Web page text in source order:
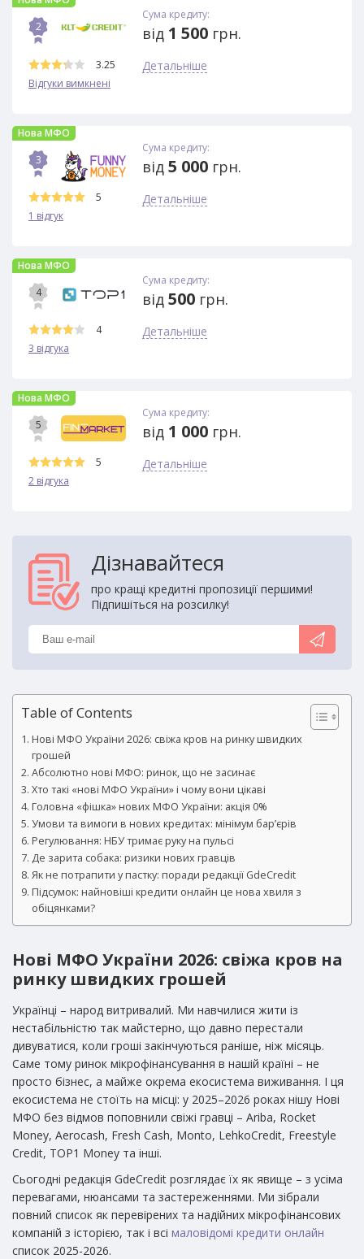
2
3.25
Відгуки вимкнені
Сума кредиту:
від 1 500 грн.
Детальніше
Нова МФО
3
5
1 відгук
Сума кредиту:
від 5 000 грн.
Детальніше
Нова МФО
4
4
3 відгука
Сума кредиту:
від 500 грн.
Детальніше
Нова МФО
5
5
2 відгука
Сума кредиту:
від 1 000 грн.
Детальніше
Дізнавайтеся
про кращі кредитні пропозиції першими!
Підпишіться на розсилку!
Table of Contents
Нові МФО України 2026: свіжа кров на ринку швидких
грошей
Абсолютно нові МФО: ринок, що не засинає
Хто такі «нові МФО України» і чому вони цікаві
Головна «фішка» нових МФО України: акція 0%
Умови та вимоги в нових кредитах: мінімум бар’єрів
Регулювання: НБУ тримає руку на пульсі
Де зарита собака: ризики нових гравців
Як не потрапити у пастку: поради редакції GdeCredit
Підсумок: найновіші кредити онлайн це нова хвиля з
обіцянками?
Нові МФО України 2026: свіжа кров на
ринку швидких грошей
Українці – народ витривалий. Ми навчилися жити із
нестабільністю так майстерно, що давно перестали
дивуватися, коли гроші закінчуються раніше, ніж місяць.
Саме тому ринок мікрофінансування в нашій країні – не
просто бізнес, а майже окрема екосистема виживання. І ця
екосистема не стоїть на місці: у 2025–2026 роках нішу Нові
МФО без відмов поповнили свіжі гравці – Ariba, Rocket
Money, Aerocash, Fresh Cash, Monto, LehkoCredit, Freestyle
Credit, TOP1 Money та інші.
Сьогодні редакція GdeCredit розглядає їх як явище – з усіма
перевагами, нюансами та застереженнями. Ми зібрали
повний список як перевірених та надійних мікрофінансових
компаній з історією, так і всі маловідомі кредити онлайн
список 2025-2026.